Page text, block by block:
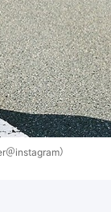
instagram）